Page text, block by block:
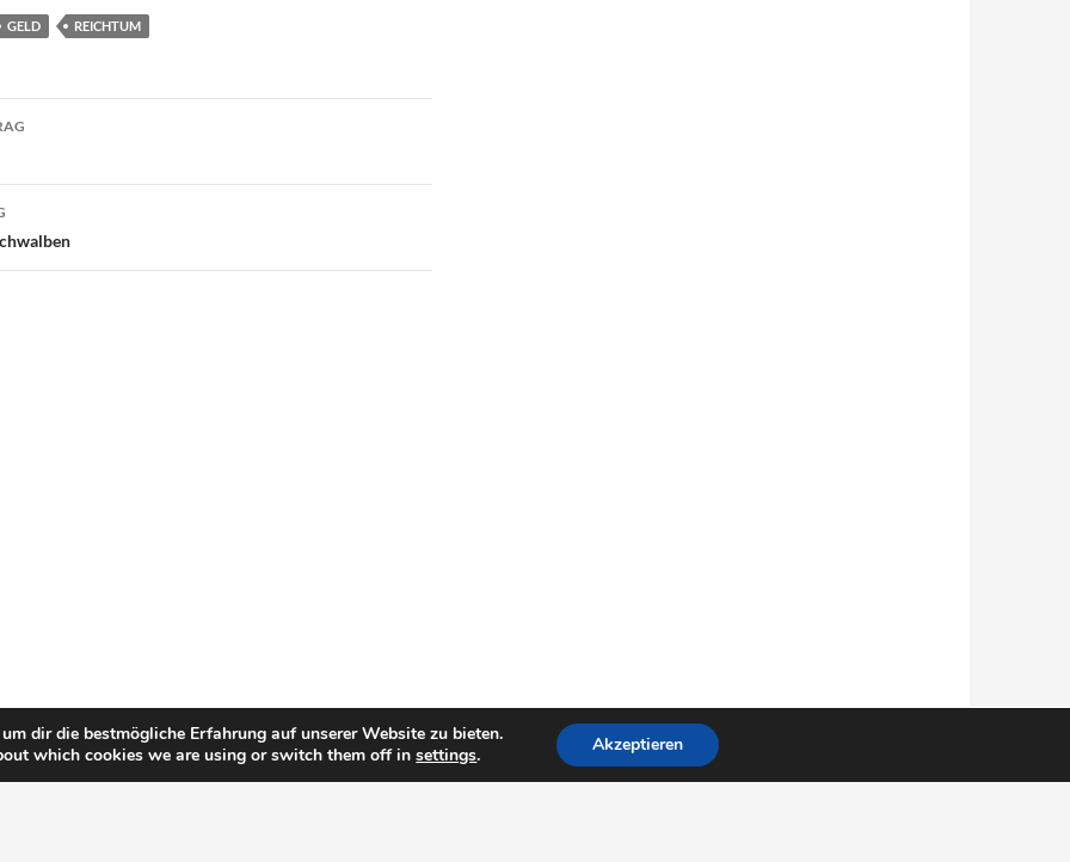
GELD REICHTUM
dir die bestmögliche Erfahrung auf unserer Website zu bieten.
which cookies we are using or switch them off insettings. Akzeptieren